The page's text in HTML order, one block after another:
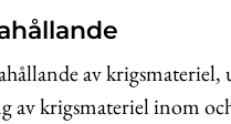
av
av krigsmateriel inom